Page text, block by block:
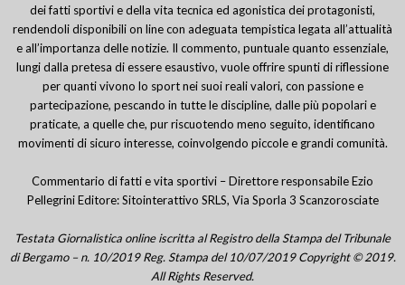
dei fatti sportivi e della vita tecnica ed agonistica dei protagonisti,
rendendoli disponibili on line con adeguata tempistica legata all’attualità
e all’importanza delle notizie. Il commento, puntuale quanto essenziale,
lungi dalla pretesa di essere esaustivo, vuole offrire spunti di riflessione
per quanti vivono lo sport nei suoi reali valori, con passione e
partecipazione, pescando in tutte le discipline, dalle più popolari e
praticate, a quelle che, pur riscuotendo meno seguito, identificano
movimenti di sicuro interesse, coinvolgendo piccole e grandi comunità.
Commentario di fatti e vita sportivi – Direttore responsabile Ezio
Pellegrini Editore: Sitointerattivo SRLS, Via Sporla 3 Scanzorosciate
Testata Giornalistica online iscritta al Registro della Stampa del Tribunale
di Bergamo – n. 10/2019 Reg. Stampa del 10/07/2019 Copyright © 2019.
All Rights Reserved.